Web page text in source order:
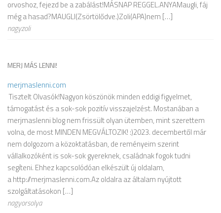
orvoshoz, fejezd be a zabálást!MÁSNAP REGGEL.ANYAMaugli, fáj
még a hasad?MAUGLI(Zsörtölődve.)Zoli(APA)nem […]
nagyzoli
MERJ MÁS LENNI!
merjmaslenni.com
Tisztelt Olvasók!Nagyon köszönök minden eddigi figyelmet,
támogatást és a sok-sok pozitív visszajelzést. Mostanában a
merjmaslenni blog nem frissült olyan ütemben, mint szerettem
volna, de most MINDEN MEGVÁLTOZIK! :)2023. decembertől már
nem dolgozom a közoktatásban, de reményeim szerint
vállalkozóként is sok-sok gyereknek, családnak fogok tudni
segíteni. Ehhez kapcsolódóan elkészült új oldalam,
a http://merjmaslenni.com.Az oldalra az általam nyújtott
szolgáltatásokon […]
nagyorsolya